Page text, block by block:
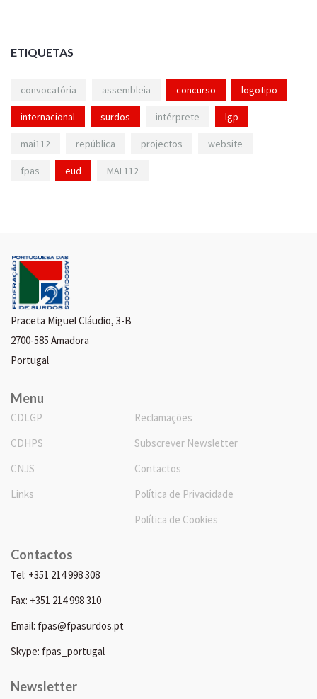
ETIQUETAS
convocatória assembleia concurso logotipo
internacional surdos intérprete lgp
mai112 república projectos website
fpas eud MAI 112
Praceta Miguel Cláudio, 3-B
2700-585 Amadora
Portugal
Menu
CDLGP
CDHPS
CNJS
Links
Reclamações
Subscrever Newsletter
Contactos
Política de Privacidade
Política de Cookies
Contactos
Tel: +351 214 998 308
Fax: +351 214 998 310
Email: fpas@fpasurdos.pt
Skype: fpas_portugal
Newsletter